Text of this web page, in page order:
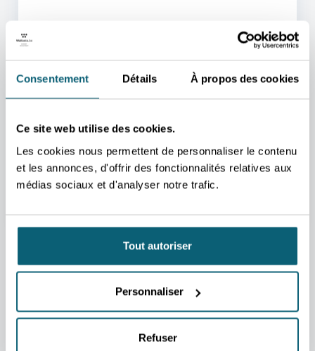
Consentement Détails À propos des cookies
Ce site web utilise des cookies.
Les cookies nous permettent de personnaliser le contenu
et les annonces, d'offrir des fonctionnalités relatives aux
médias sociaux et d'analyser notre trafic.
Tout autoriser
Personnaliser
Refuser
L'UN DE NOS CONSEILLERS
POURRA VOUS AIDER
personne qui vous aidera au mieux.
PRENDRE CONTACT